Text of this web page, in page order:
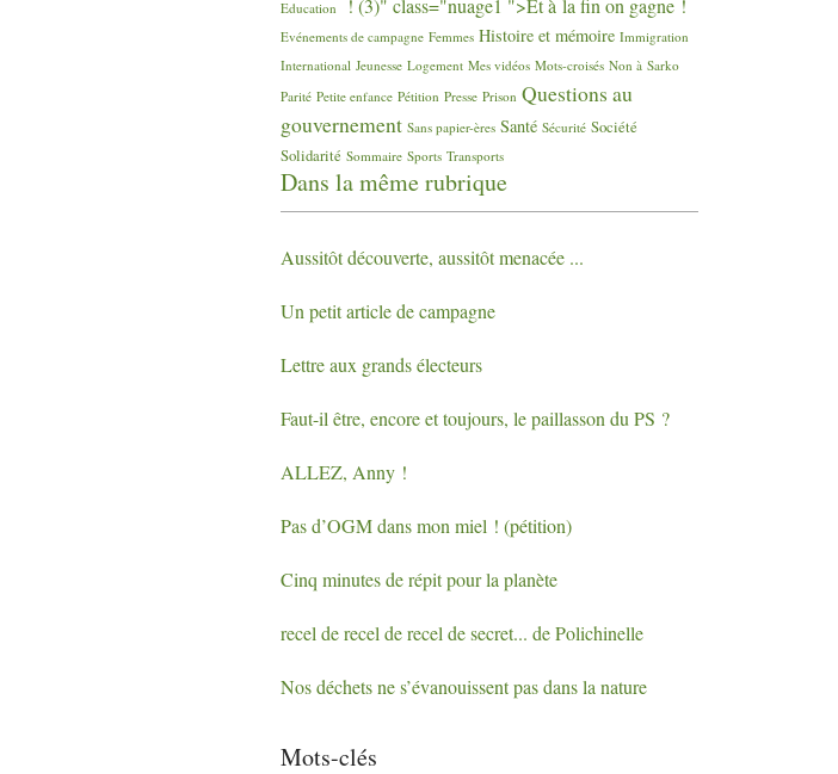
Education
Evénements de campagne Femmes Histoire et mémoire Immigration
International Jeunesse Logement Mes vidéos Mots-croisés Non à Sarko
Parité Petite enfance Pétition Presse Prison Questions au
gouvernement Sans papier-ères Santé Sécurité Société
Solidarité Sommaire Sports Transports
Dans la même rubrique
Aussitôt découverte, aussitôt menacée ...
Un petit article de campagne
Lettre aux grands électeurs
Faut-il être, encore et toujours, le paillasson du PS ?
ALLEZ, Anny !
Pas d’OGMdans mon miel ! (pétition)
Cinq minutes de répit pour la planète
recel de recel de recel de secret... de Polichinelle
Nos déchets ne s’évanouissent pas dans la nature
Mots-clés